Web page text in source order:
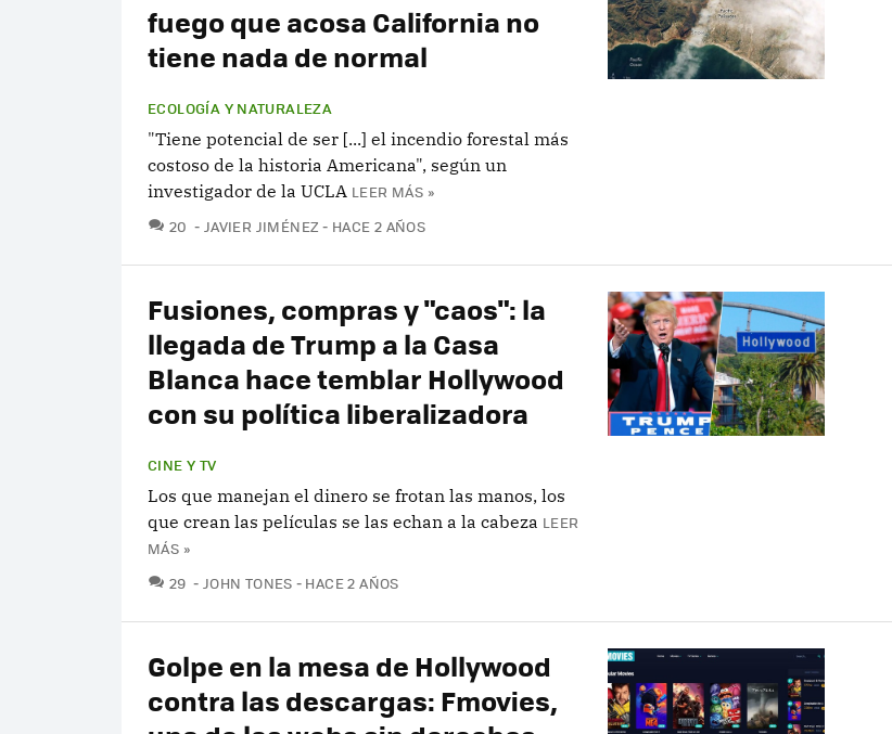
fuego que acosa California no
tiene nada de normal
ECOLOGÍA Y NATURALEZA
"Tiene potencial de ser [...] el incendio forestal más
costoso de la historia Americana", según un
investigador de la UCLA LEER MÁS »
20 COMENTARIOS
JAVIER JIMÉNEZ HACE 2 AÑOS
Fusiones, compras y "caos": la
llegada de Trump a la Casa
Blanca hace temblar Hollywood
con su política liberalizadora
CINE Y TV
Los que manejan el dinero se frotan las manos, los
que crean las películas se las echan a la cabeza LEER
MÁS »
29 COMENTARIOS
JOHN TONES HACE 2 AÑOS
Golpe en la mesa de Hollywood
contra las descargas: Fmovies,